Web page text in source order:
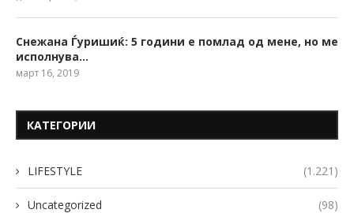
Снежана Ѓуришиќ: 5 години е помлад од мене, но ме
исполнува…
март 16, 2019
КАТЕГОРИИ
LIFESTYLE (1.221)
Uncategorized (98)